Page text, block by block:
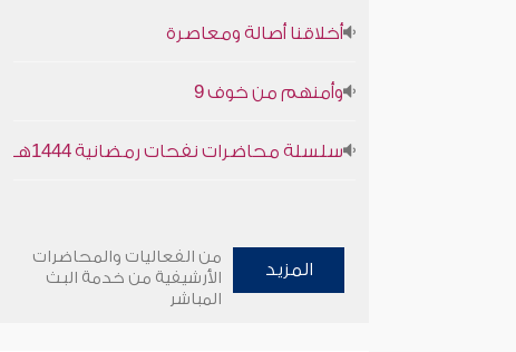
أخلاقنا أصالة ومعاصرة
وأمنهم من خوف 9
سلسلة محاضرات نفحات رمضانية 1444هـ
المزيد
من الفعاليات والمحاضرات
الأرشيفية من خدمة البث
المباشر